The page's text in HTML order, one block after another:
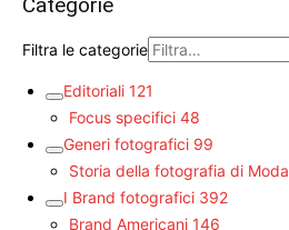
Filtra le categorie
Editoriali 121
Focus specifici 48
Generi fotografici 99
Storia della fotografia di Moda
I Brand fotografici 392
Brand Americani 146